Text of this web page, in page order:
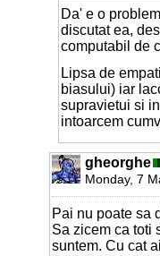
Da' e o
discutat ea,
computabil de
Lipsa de
biasului) iar
supravietui si
intoarcem
gheorghe
Monday, 7
Pai nu poate sa
Sa zicem ca toti
suntem. Cu cat